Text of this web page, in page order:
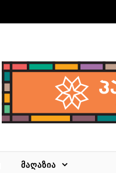
ᲛᲐᲦᲐᲖᲘᲐ